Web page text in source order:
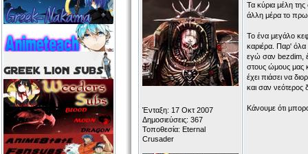
Ένταξη: 17 Οκτ 2007
Δημοσιεύσεις: 367
Τοποθεσία: Eternal
Crusader
Τα κύρια μέλη
άλλη μέρα το
Το ένα μεγάλο
καριέρα. Παρ' όλα
εγώ σαν bezdim,
στους ώμους μας
έχει πιάσει να
και σαν
Κάνουμε ότι